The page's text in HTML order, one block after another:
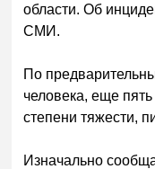
области. Об
СМИ.
По
человека, еще
степени тяжести,
Изначально